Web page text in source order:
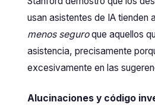
usan asistentes de IA tienden
menos seguroque aquellos
asistencia, precisamente
excesivamente en las
Alucinaciones y código